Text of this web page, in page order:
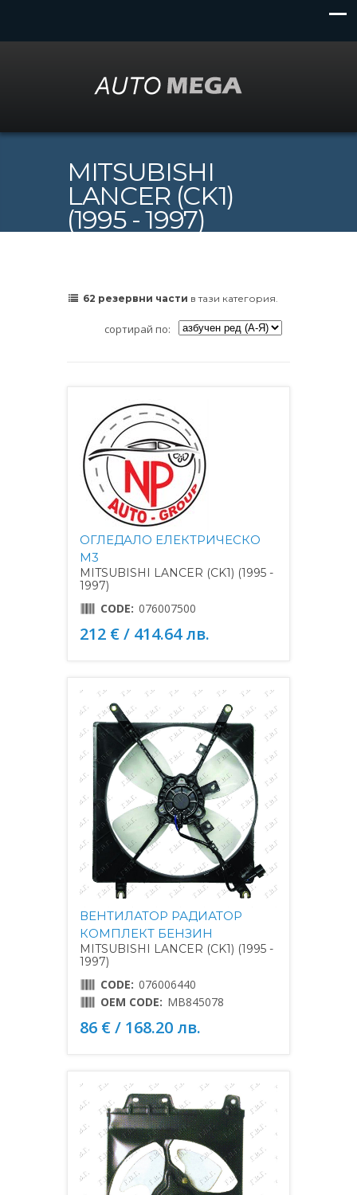
MITSUBISHI
LANCER (CK1)
(1995 - 1997)
62 резервни части в тази категория.
сортирай по:
ОГЛЕДАЛО ЕЛЕКТРИЧЕСКО
M3
MITSUBISHI LANCER (CK1) (1995 -
1997)
CODE: 076007500
212 € / 414.64 лв.
ВЕНТИЛАТОР РАДИАТОР
КОМПЛЕКТ БЕНЗИН
MITSUBISHI LANCER (CK1) (1995 -
1997)
CODE: 076006440
OEM CODE: MB845078
86 € / 168.20 лв.